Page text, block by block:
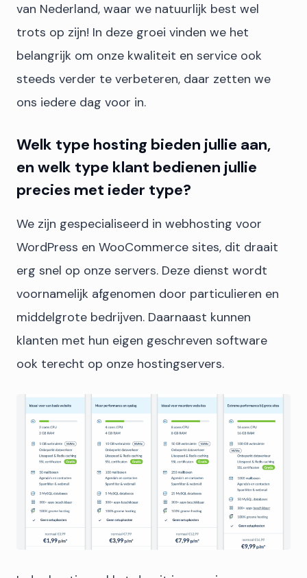
van Nederland, waar we natuurlijk best wel
trots op zijn! In deze groei vinden we het
belangrijk om onze kwaliteit en service ook
steeds verder te verbeteren, daar zetten we
ons iedere dag voor in.
Welk type hosting bieden jullie aan,
en welk type klant bedienen jullie
precies met ieder type?
We zijn gespecialiseerd in webhosting voor
WordPress en WooCommerce sites, dit draait
erg snel op onze servers. Deze dienst wordt
voornamelijk afgenomen door particulieren en
middelgrote bedrijven. Daarnaast kunnen
klanten met hun eigen geschreven software
ook terecht op onze hostingservers.